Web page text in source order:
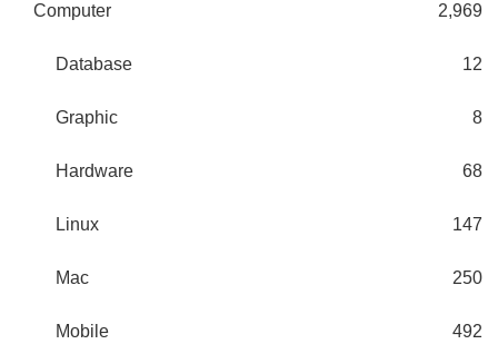
Computer 2,969
Database 12
Graphic 8
Hardware 68
Linux 147
Mac 250
Mobile 492